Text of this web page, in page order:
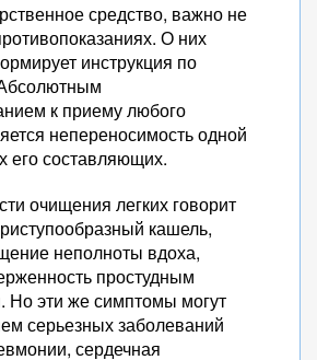
средство, важно не
О них
инструкция по
к приему любого
непереносимость одной
его составляющих.
очищения легких говорит
кашель,
неполноты вдоха,
простудным
Но эти же симптомы могут
серьезных заболеваний
сердечная